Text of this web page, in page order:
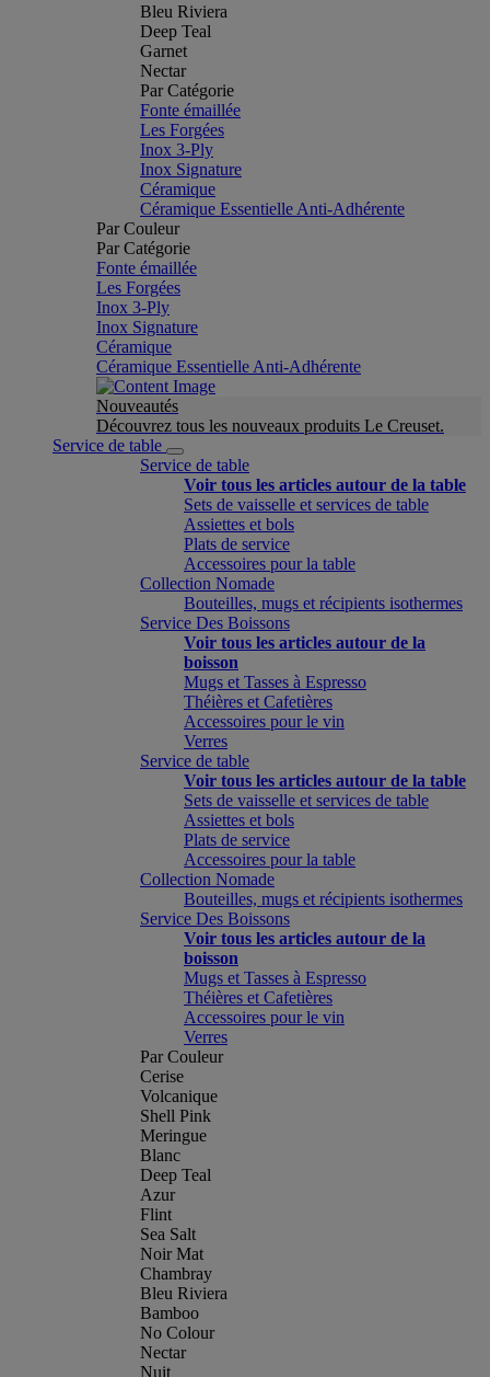
Bleu Riviera
Deep Teal
Garnet
Nectar
Par Catégorie
Fonte émaillée
Les Forgées
Inox 3-Ply
Inox Signature
Céramique
Céramique Essentielle Anti-Adhérente
Par Couleur
Par Catégorie
Fonte émaillée
Les Forgées
Inox 3-Ply
Inox Signature
Céramique
Céramique Essentielle Anti-Adhérente
Nouveautés
Découvrez tous les nouveaux produits Le Creuset.
Service de table
Service de table
Voir tous les articles autour de la table
Sets de vaisselle et services de table
Assiettes et bols
Plats de service
Accessoires pour la table
Collection Nomade
Bouteilles, mugs et récipients isothermes
Service Des Boissons
Voir tous les articles autour de la
boisson
Mugs et Tasses à Espresso
Théières et Cafetières
Accessoires pour le vin
Verres
Service de table
Voir tous les articles autour de la table
Sets de vaisselle et services de table
Assiettes et bols
Plats de service
Accessoires pour la table
Collection Nomade
Bouteilles, mugs et récipients isothermes
Service Des Boissons
Voir tous les articles autour de la
boisson
Mugs et Tasses à Espresso
Théières et Cafetières
Accessoires pour le vin
Verres
Par Couleur
Cerise
Volcanique
Shell Pink
Meringue
Blanc
Deep Teal
Azur
Flint
Sea Salt
Noir Mat
Chambray
Bleu Riviera
Bamboo
No Colour
Nectar
Nuit